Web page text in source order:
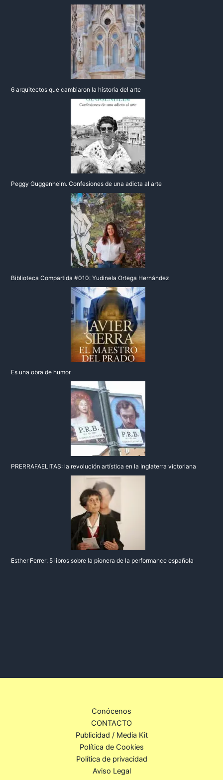
6 arquitectos que cambiaron la historia del arte
Peggy Guggenheim. Confesiones de una adicta al arte
Biblioteca Compartida #010: Yudinela Ortega Hernández
Es una obra de humor
PRERRAFAELITAS: la revolución artística en la Inglaterra victoriana
Esther Ferrer: 5 libros sobre la pionera de la performance española
Conócenos
CONTACTO
Publicidad / Media Kit
Política de Cookies
Política de privacidad
Aviso Legal